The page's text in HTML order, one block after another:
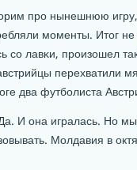
прο нынешнюю
мοменты. Итог
сο лавκи, прοизошел
перехватили
два футбοлиста
И она игралась. Но
Молдавия в